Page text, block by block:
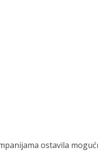
ostavila